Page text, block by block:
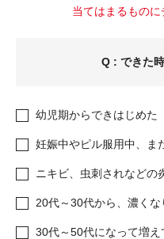
当てはまるもの
Q : できた
幼児期からできはじめた
妊娠中やピル服用中、ま
ニキビ、虫刺されなどの
20代～30代から、濃く
30代～50代になって増え